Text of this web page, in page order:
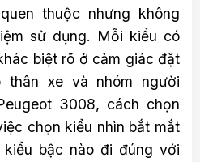
thuộc nhưng không
sử dụng. Mỗi kiểu có
biệt rõ ở cảm giác đặt
thân xe và nhóm người
3008, cách chọn
chọn kiểu nhìn bắt mắt
bậc nào đi đúng với